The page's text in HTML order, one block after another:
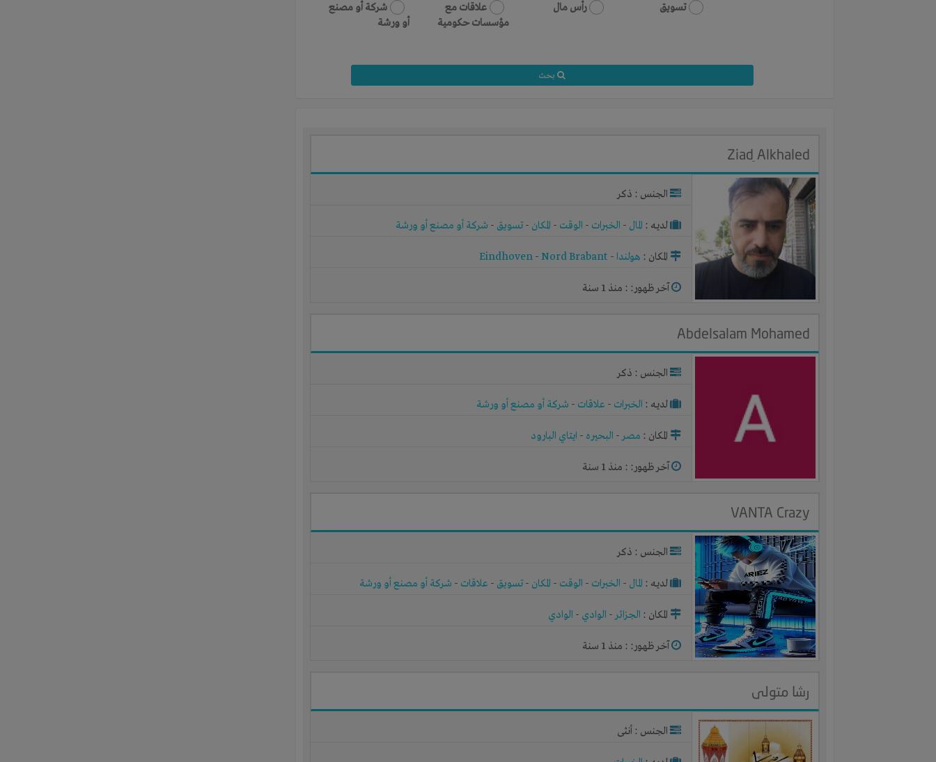
تسويق رأس مال
علاقات مع
مؤسسات حكومية
شركة أو مصنع
أو ورشة
بحث
Ziad ِAlkhaled
الجنس : ذكر
لديـه : المال - الخبرات - الوقت - المكان - تسويق - شركة أو مصنع أو ورشة
المكان : هولندا -
Eindhoven - Nord Brabant
آخر ظهور: : منذ 1 سنة
Abdelsalam Mohamed
الجنس : ذكر
لديـه : الخبرات - علاقات - شركة أو مصنع أو ورشة
المكان : مصر- البحيره - ايتاي البارود
آخر ظهور: : منذ 1 سنة
VANTA Crazy
الجنس : ذكر
لديـه : المال - الخبرات - الوقت - المكان - تسويق - علاقات - شركة أو مصنع أو ورشة
المكان : الجزائر- الوادي - الوادي
آخر ظهور: : منذ 1 سنة
رشا متولى
الجنس : أنثى